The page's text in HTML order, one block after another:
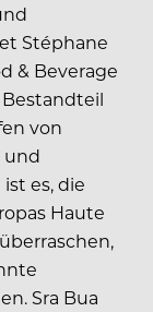
Stéphane
& Beverage
von
und
es, die
Haute
Sra Bua